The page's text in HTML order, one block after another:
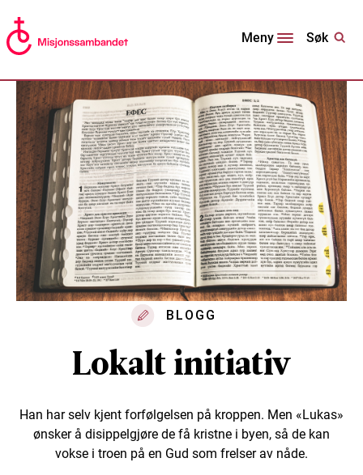
Meny Søk
BLOGG
Lokalt initiativ
Han har selv kjent forfølgelsen på kroppen. Men «Lukas»
ønsker å disippelgjøre de få kristne i byen, så de kan
vokse i troen på en Gud som frelser av nåde.